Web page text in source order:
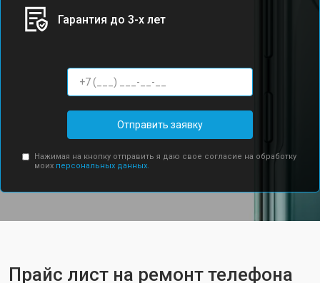
Гарантия до 3-х лет
Отправить заявку
Нажимая на кнопку отправить я даю свое согласие на обработку
моих персональных данных.
Прайс лист на ремонт телефона